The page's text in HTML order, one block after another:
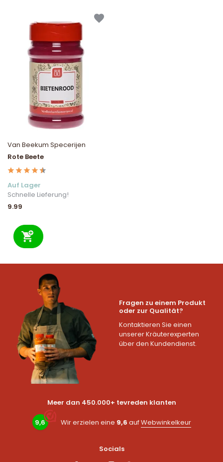
Van Beekum Specerijen
Rote Beete
Auf Lager
Schnelle Lieferung!
9.99
Fragen zu einem Produkt
oder zur Qualität?
Kontaktieren Sie einen
unserer Kräuterexperten
über den Kundendienst.
Meer dan 450.000+ tevreden klanten
9,6 Wir erzielen eine 9,6 aufWebwinkelkeur
Socials